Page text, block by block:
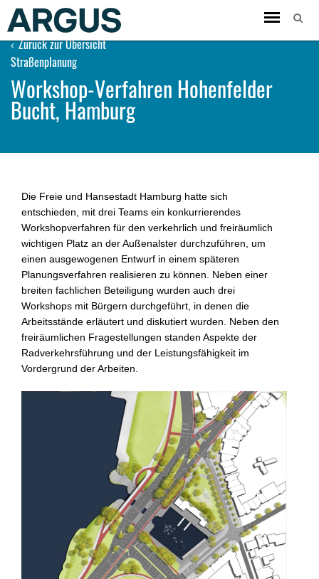
Toggle
Zurück zur Übersicht
Straßenplanung
Workshop-Verfahren Hohenfelder
Bucht, Hamburg
Die Freie und Hansestadt Hamburg hatte sich
entschieden, mit drei Teams ein konkurrierendes
Workshopverfahren für den verkehrlich und freiräumlich
wichtigen Platz an der Außenalster durchzuführen, um
einen ausgewogenen Entwurf in einem späteren
Planungsver­fahren realisieren zu können. Neben einer
breiten fachlichen Betei­ligung wurden auch drei
Workshops mit Bürgern durchgeführt, in denen die
Arbeitsstände erläutert und diskutiert wurden. Neben den
freiräumlichen Fragestellungen standen Aspekte der
Radver­kehrs­führung und der Leistungs­fähigkeit im
Vordergrund der Arbeiten.